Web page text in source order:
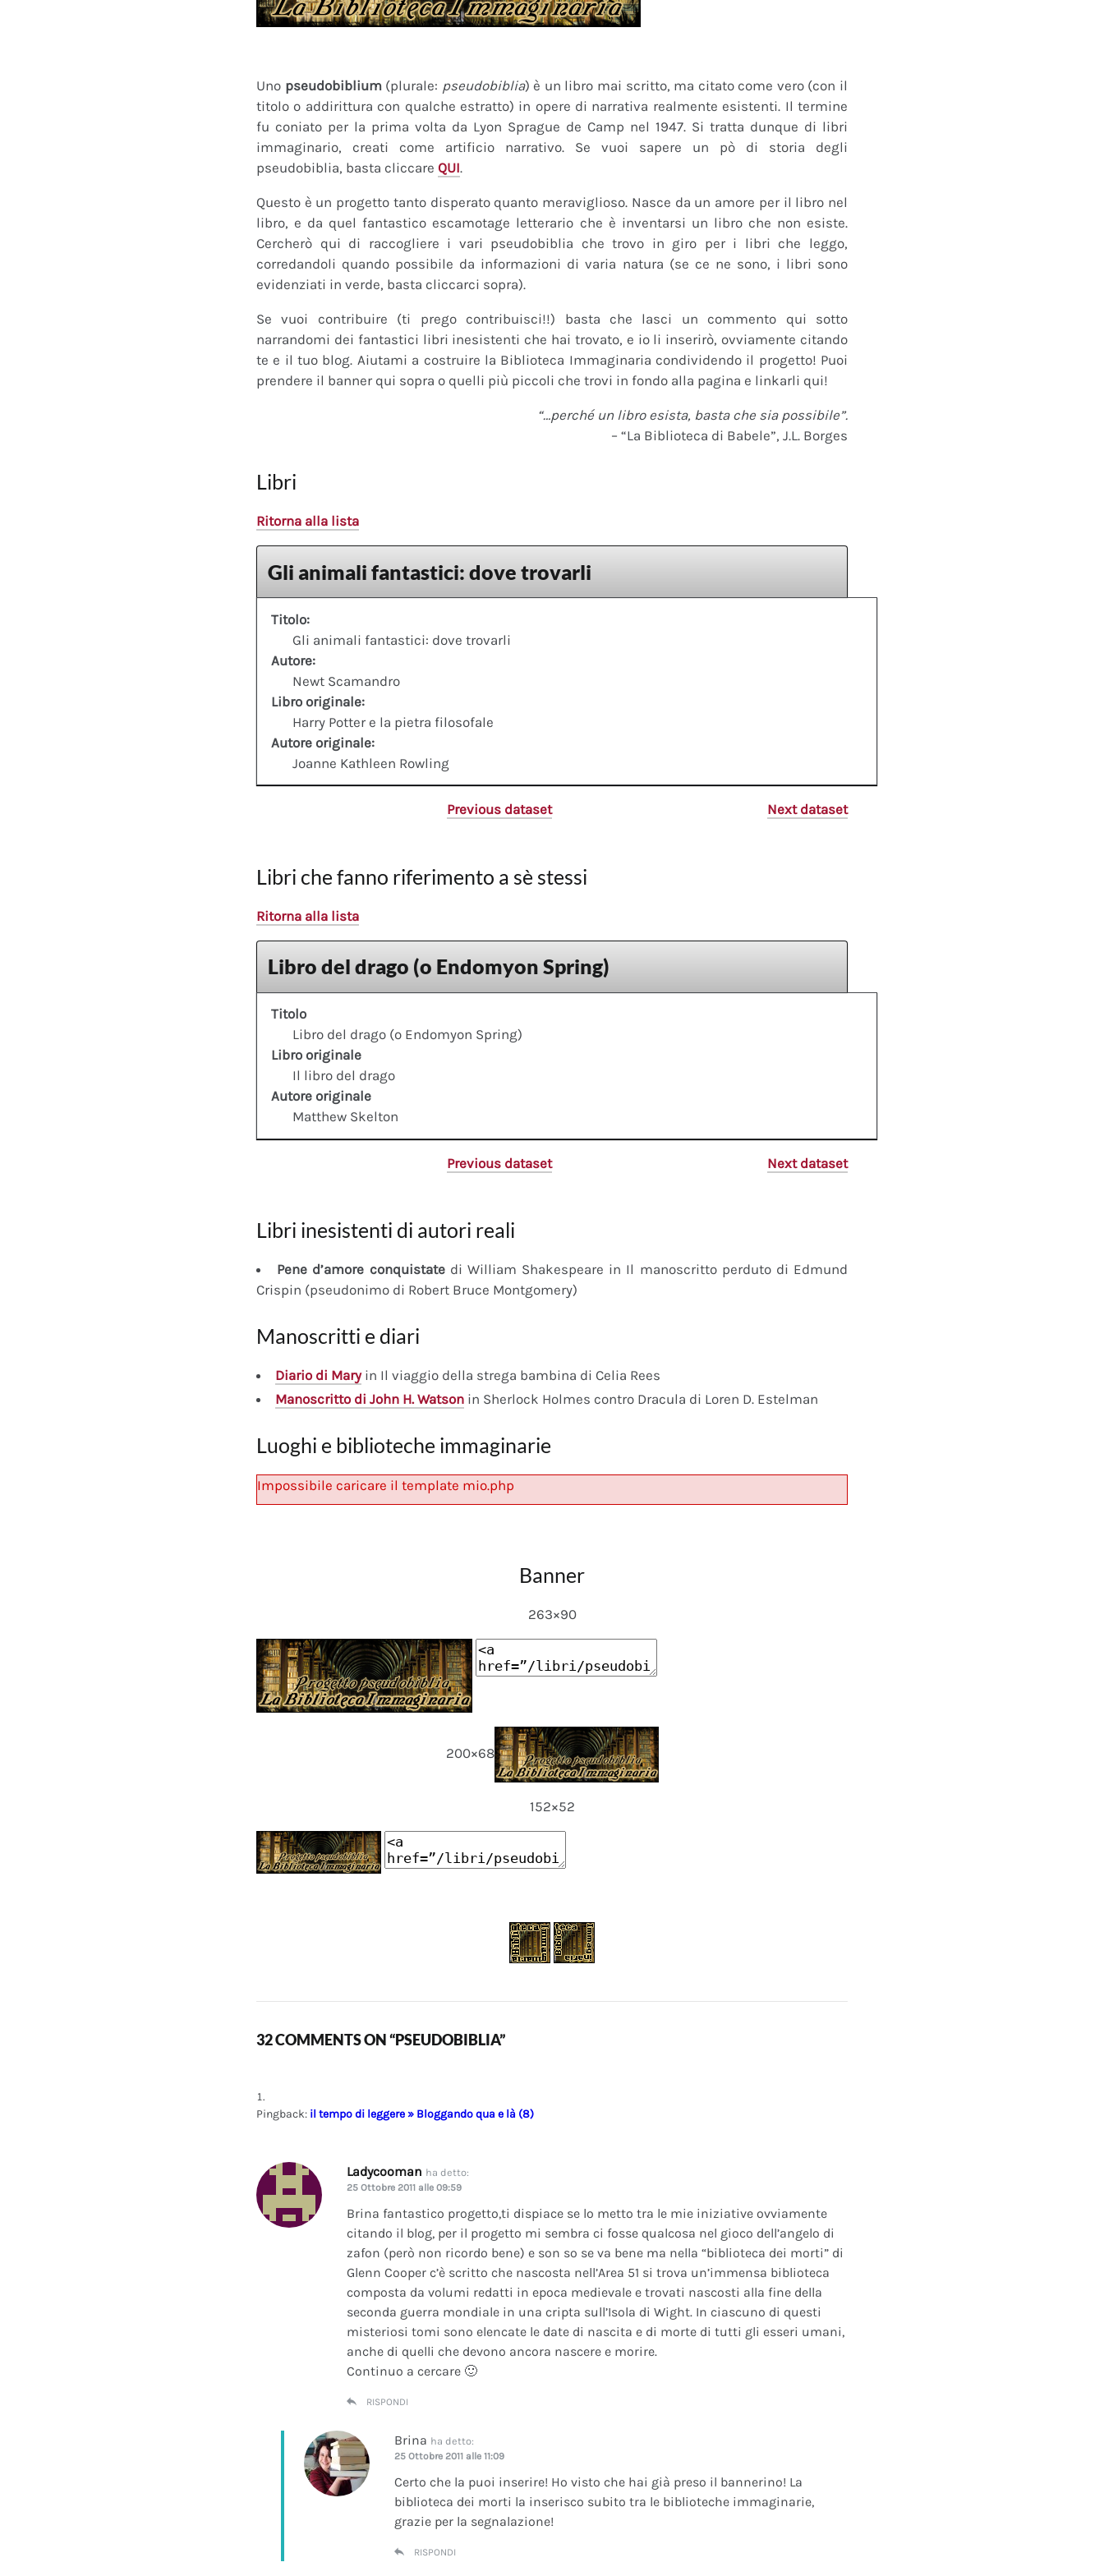
Uno pseudobiblium(plurale: pseudobiblia) è un libro mai scritto, ma citato come vero (con il
titolo o addirittura con qualche estratto) in opere di narrativa realmente esistenti. Il termine
fu coniato per la prima volta da Lyon Sprague de Camp nel 1947. Si tratta dunque di libri
immaginario, creati come artificio narrativo. Se vuoi sapere un pò di storia degli
pseudobiblia, basta cliccare QUI.
Questo è un progetto tanto disperato quanto meraviglioso. Nasce da un amore per il libro nel
libro, e da quel fantastico escamotage letterario che è inventarsi un libro che non esiste.
Cercherò qui di raccogliere i vari pseudobiblia che trovo in giro per i libri che leggo,
corredandoli quando possibile da informazioni di varia natura (se ce ne sono, i libri sono
evidenziati in verde, basta cliccarci sopra).
Se vuoi contribuire (ti prego contribuisci!!) basta che lasci un commento qui sotto
narrandomi dei fantastici libri inesistenti che hai trovato, e io li inserirò, ovviamente citando
te e il tuo blog. Aiutami a costruire la Biblioteca Immaginaria condividendo il progetto! Puoi
prendere il banner qui sopra o quelli più piccoli che trovi in fondo alla pagina e linkarli qui!
“…perché un libro esista, basta che sia possibile”.
– “La Biblioteca di Babele”, J.L. Borges
Libri
Ritorna alla lista
Gli animali fantastici: dove trovarli
Titolo:
Gli animali fantastici: dove trovarli
Autore:
Newt Scamandro
Libro originale:
Harry Potter e la pietra filosofale
Autore originale:
Joanne Kathleen Rowling
Previous dataset Next dataset
Libri che fanno riferimento a sè stessi
Ritorna alla lista
Libro del drago (o Endomyon Spring)
Titolo
Libro del drago (o Endomyon Spring)
Libro originale
Il libro del drago
Autore originale
Matthew Skelton
Previous dataset Next dataset
Libri inesistenti di autori reali
Pene d’amore conquistatedi William Shakespeare in Il manoscritto perduto di Edmund
Crispin (pseudonimo di Robert Bruce Montgomery)
Manoscritti e diari
Diario di Maryin Il viaggio della strega bambina di Celia Rees
Manoscritto di John H. Watson in Sherlock Holmes contro Dracula di Loren D. Estelman
Luoghi e biblioteche immaginarie
Impossibile caricare il template mio.php
Banner
263×90
200×68
152×52
32 COMMENTS ON “PSEUDOBIBLIA”
Pingback: il tempo di leggere » Bloggando qua e là (8)
Ladycooman ha detto:
25 Ottobre 2011 alle 09:59
Brina fantastico progetto,ti dispiace se lo metto tra le mie iniziative ovviamente
citando il blog, per il progetto mi sembra ci fosse qualcosa nel gioco dell’angelo di
zafon (però non ricordo bene) e son so se va bene ma nella “biblioteca dei morti” di
Glenn Cooper c’è scritto che nascosta nell’Area 51 si trova un’immensa biblioteca
composta da volumi redatti in epoca medievale e trovati nascosti alla fine della
seconda guerra mondiale in una cripta sull’Isola di Wight. In ciascuno di questi
misteriosi tomi sono elencate le date di nascita e di morte di tutti gli esseri umani,
anche di quelli che devono ancora nascere e morire.
Continuo a cercare 🙂
RISPONDI
Brina ha detto:
25 Ottobre 2011 alle 11:09
Certo che la puoi inserire! Ho visto che hai già preso il bannerino! La
biblioteca dei morti la inserisco subito tra le biblioteche immaginarie,
grazie per la segnalazione!
RISPONDI